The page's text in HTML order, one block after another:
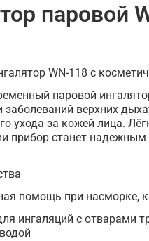
паровой
WN-118 с
паровой
верхних
ухода за кожей лица.
прибор станет
помощь при насморке,
ингаляций с отварами